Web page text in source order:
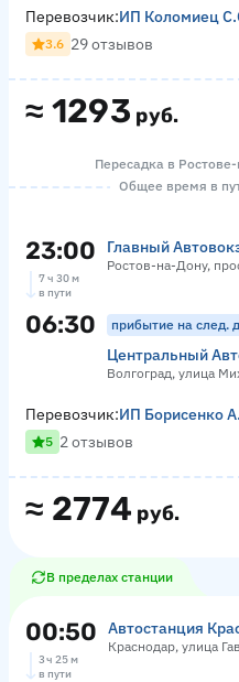
≈ 1293 руб.
Перевозчик:ИП Коломиец
3.6 29 отзывов
Пересадка в
Общее время в
23:00 Главный
Ростов-на-Дону,
7 ч 30 м
в пути
06:30 прибытие на след.
Центральный
Волгоград, улица
≈ 2774 руб.
Перевозчик:ИП Борисенко
5 2 отзывов
В пределах станции
00:50 Автостанция
Краснодар, улица
3 ч 25 м
в пути